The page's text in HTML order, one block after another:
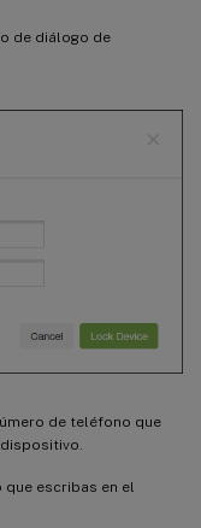
de diálogo de
de teléfono que
que escribas en el